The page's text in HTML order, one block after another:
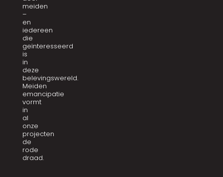
meiden
–
en
iedereen
die
geïnteresseerd
is
in
deze
belevingswereld.
Meiden
emancipatie
vormt
in
al
onze
projecten
de
rode
draad.